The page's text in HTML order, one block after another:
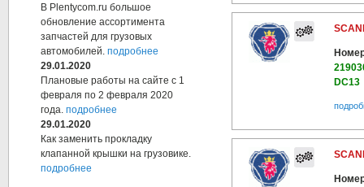
DC13
В Plentycom.ru большое
обновление ассортимента
запчастей для грузовых
автомобилей. подробнее
29.01.2020
Плановые работы на сайте с 1
февраля по 2 февраля 2020
года. подробнее
29.01.2020
Как заменить прокладку
клапанной крышки на грузовике.
подробнее